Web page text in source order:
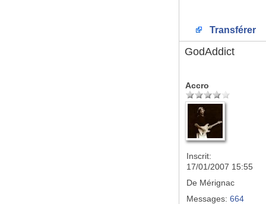
Transférer
GodAddict
Accro
Inscrit:
17/01/2007 15:55
De Mérignac
Messages: 664